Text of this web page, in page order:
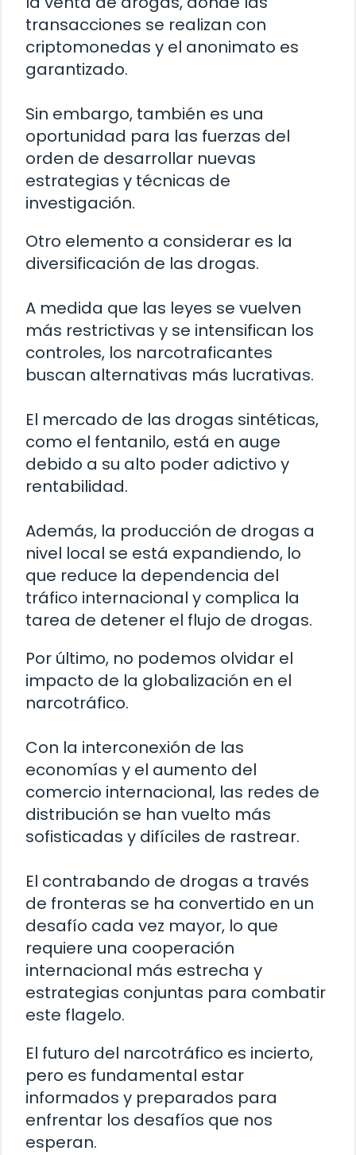
transacciones se realizan con
criptomonedas y el anonimato es
garantizado.
Sin embargo, también es una
oportunidad para las fuerzas del
orden de desarrollar nuevas
estrategias y técnicas de
investigación.
Otro elemento a considerar es la
diversificación de las drogas.
A medida que las leyes se vuelven
más restrictivas y se intensifican los
controles, los narcotraficantes
buscan alternativas más lucrativas.
El mercado de las drogas sintéticas,
como el fentanilo, está en auge
debido a su alto poder adictivo y
rentabilidad.
Además, la producción de drogas a
nivel local se está expandiendo, lo
que reduce la dependencia del
tráfico internacional y complica la
tarea de detener el flujo de drogas.
Por último, no podemos olvidar el
impacto de la globalización en el
narcotráfico.
Con la interconexión de las
economías y el aumento del
comercio internacional, las redes de
distribución se han vuelto más
sofisticadas y difíciles de rastrear.
El contrabando de drogas a través
de fronteras se ha convertido en un
desafío cada vez mayor, lo que
requiere una cooperación
internacional más estrecha y
estrategias conjuntas para combatir
este flagelo.
El futuro del narcotráfico es incierto,
pero es fundamental estar
informados y preparados para
enfrentar los desafíos que nos
esperan.